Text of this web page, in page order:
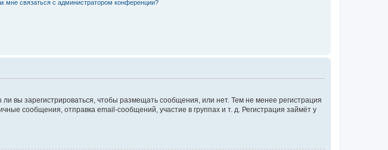
мне связаться с администратором конференции?
вы зарегистрироваться, чтобы размещать сообщения, или нет. Тем не менее регистрация
сообщения, отправка email-сообщений, участие в группах и т. д. Регистрация займёт у